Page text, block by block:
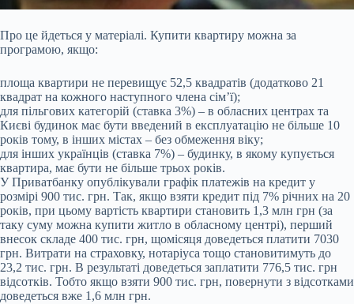
Про це йдеться у матеріалі. Купити квартиру можна за
програмою, якщо:
площа квартири не перевищує 52,5 квадратів (додатково 21
квадрат на кожного наступного члена сім’ї);
для пільгових категорій (ставка 3%) – в обласних центрах та
Києві будинок має бути введений в експлуатацію не більше 10
років тому, в інших містах – без обмеження віку;
для інших українців (ставка 7%) – будинку, в якому купується
квартира, має бути не більше трьох років.
У Приватбанку опублікували графік платежів на кредит у
розмірі 900 тис. грн. Так, якщо взяти кредит під 7% річних на 20
років, при цьому вартість квартири становить 1,3 млн грн (за
таку суму можна купити житло в обласному центрі), перший
внесок складе 400 тис. грн, щомісяця доведеться платити 7030
грн. Витрати на страховку, нотаріуса тощо становитимуть до
23,2 тис. грн. В результаті доведеться заплатити 776,5 тис. грн
відсотків. Тобто якщо взяти 900 тис. грн, повернути з відсотками
доведеться вже 1,6 млн грн.